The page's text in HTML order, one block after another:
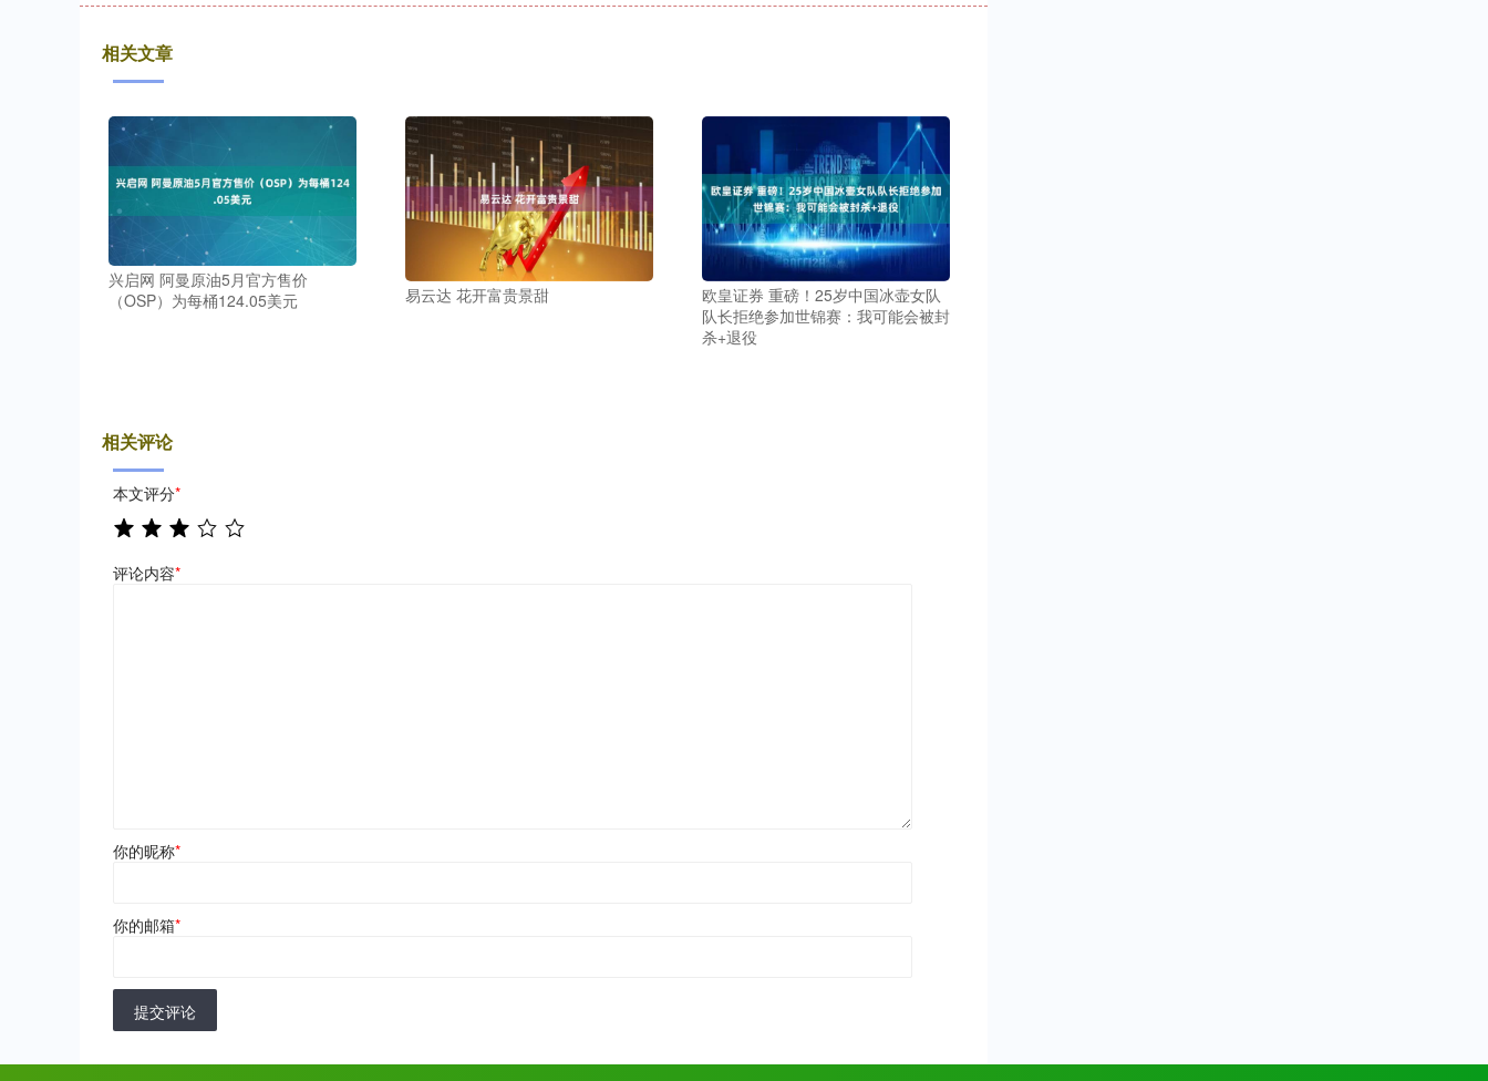
相关文章
兴启网 阿曼原油5月官方售价
（OSP）为每桶124.05美元
易云达 花开富贵景甜
欧皇证券 重磅！25岁中国冰壶女队
队长拒绝参加世锦赛：我可能会被封
杀+退役
相关评论
本文评分*
评论内容*
你的昵称*
你的邮箱*
提交评论